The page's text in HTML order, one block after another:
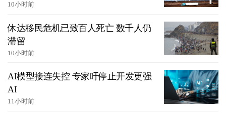
10小时前
休达移民危机已致百人死亡 数千人仍
滞留
10小时前
AI模型接连失控 专家吁停止开发更强
AI
11小时前